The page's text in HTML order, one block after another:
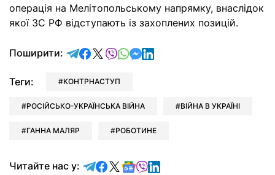
операція на Мелітопольському напрямку, внаслідок
якої ЗС РФ відступають із захоплених позицій.
Поширити: відправити у Telegram
поділитись у Facebook
поділитись у X
відправити у Viber
відправити у Whatsapp
відправити у Messenger
відправити у LinkedIn
Теги: КОНТРНАСТУП
РОСІЙСЬКО-УКРАЇНСЬКА ВІЙНА ВІЙНА В УКРАЇНІ
ГАННА МАЛЯР РОБОТИНЕ
Читайте нас у: Читайте у Telegram
Читайте у Facebook
Читайте у X
Читайте у Google news
Читайте у Viber
Читайте у LinkedIn